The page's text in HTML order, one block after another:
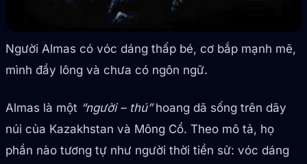
Người Almas có vóc dáng thấp bé, cơ bắp mạnh mẽ,
mình đầy lông và chưa có ngôn ngữ.
Almas là một “người – thú”hoang dã sống trên dãy
núi của Kazakhstan và Mông Cổ. Theo mô tả, họ
phần nào tương tự như người thời tiền sử: vóc dáng